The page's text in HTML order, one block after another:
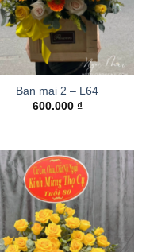
Ban mai 2 – L64
600.000 ₫